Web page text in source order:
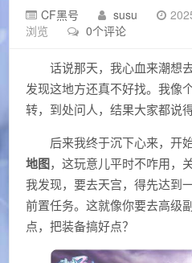
CF黑号 susu
浏览
0个评论
话说那天，我心血来潮想
发现这地方还真不好找。我像
转，到处问人，结果大家都说
后来我终于沉下心来，开
地图，这玩意儿平时不咋用，
我发现，要去天宫，得先达到
前置任务。这就像你要去高级
点，把装备搞好点？